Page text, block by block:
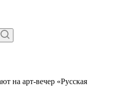
на арт-вечер «Русская